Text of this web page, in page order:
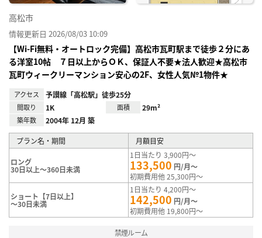
高松市
情報更新日 2026/08/03 10:09
【Wi-Fi無料・オートロック完備】高松市瓦町駅まで徒歩２分にあ
る洋室10帖 ７日以上からＯＫ、保証人不要★法人歓迎★高松市
瓦町ウィークリーマンション安心の2F、女性人気№1物件★
アクセス 予讃線「高松駅」徒歩25分
間取り 1K 面積 29m²
築年数 2004年 12月 築
プラン名・期間 月額目安
ロング
30日以上～360日未満
1日当たり 3,900円～
133,500 円/月～
初期費用他 25,300円～
ショート【7日以上】
～30日未満
1日当たり 4,200円～
142,500 円/月～
初期費用他 19,800円～
禁煙ルーム